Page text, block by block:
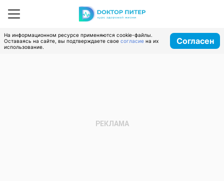
На информационном ресурсе применяются cookie-файлы.
Оставаясь на сайте, вы подтверждаете свое согласие на их
использование.
Согласен